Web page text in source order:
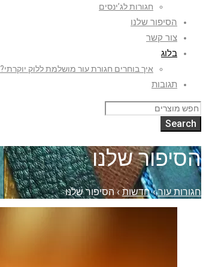
חגורות לג’ינסים
הסיפור שלנו
צור קשר
בלוג
איך בוחרים חגורת עור מושלמת ללוק יוקרתי?
תגובות
הסיפור שלנו
חגורות עור › חדשות › הסיפור שלנו